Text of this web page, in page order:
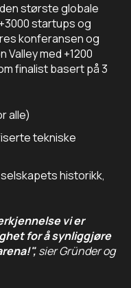
største globale
startups og
konferansen og
Valley med +1200
finalist basert på 3
alle)
tekniske
historikk,
vi er
for å synliggjøre
sier Gründer og